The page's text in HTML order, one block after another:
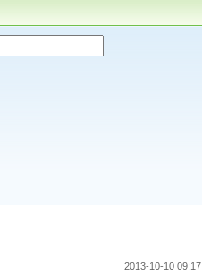
2013-10-10 09:17